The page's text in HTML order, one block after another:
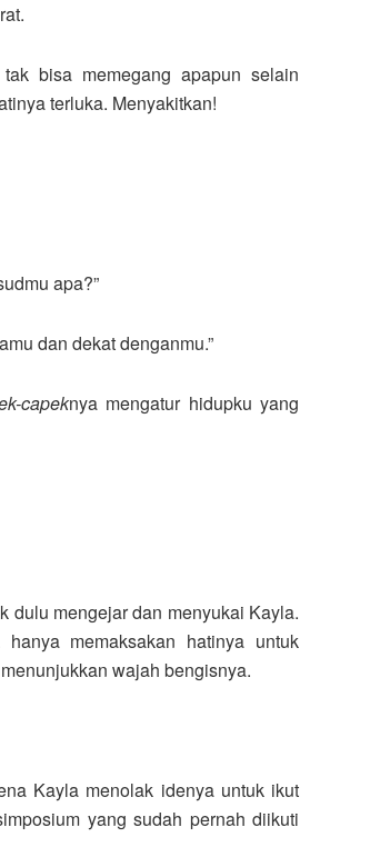
bisa memegang apapun selain
terluka. Menyakitkan!
apa?”
dan dekat denganmu.”
capeknya mengatur hidupku yang
dulu mengejar dan menyukai Kayla.
memaksakan hatinya untuk
wajah bengisnya.
Kayla menolak idenya untuk ikut
yang sudah pernah diikuti